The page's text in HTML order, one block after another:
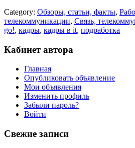
Category: Обзоры, статьи, факты,
телекоммуникации, Связь,
go!, кадры, кадры в it, подработка
Кабинет автора
Главная
Опубликовать объявление
Мои объявления
Изменить профиль
Забыли пароль?
Войти
Свежие записи